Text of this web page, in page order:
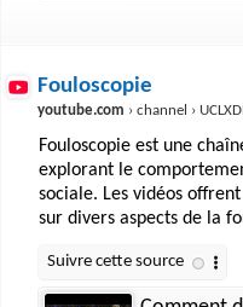
Fouloscopie
youtube.com › channel ›
Fouloscopie est une
explorant le
sociale. Les vidéos
sur divers aspects de la